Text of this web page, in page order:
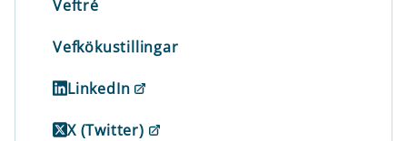
Veftré
Vefkökustillingar
LinkedIn
X (Twitter)